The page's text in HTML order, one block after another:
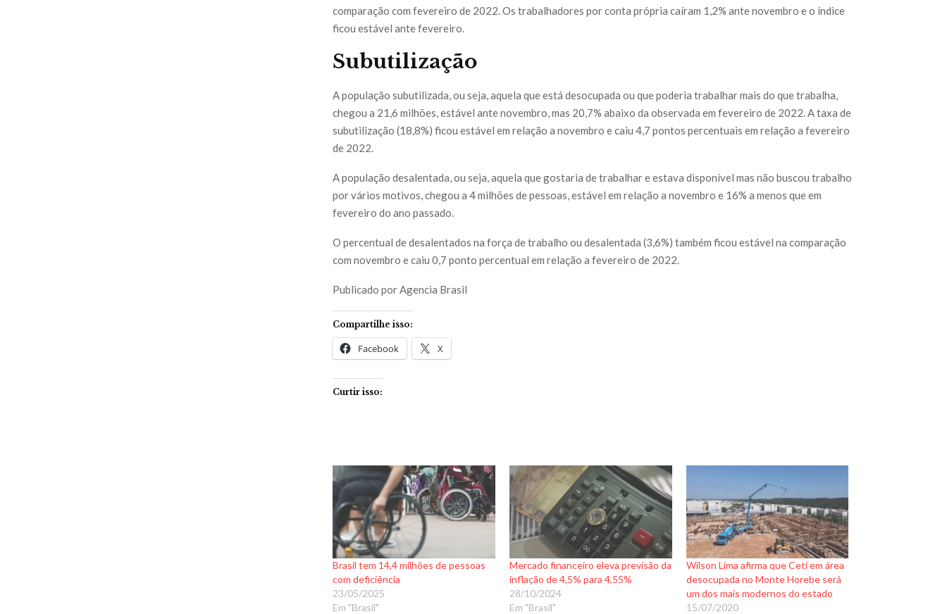
comparação com fevereiro de 2022. Os trabalhadores por conta própria caíram 1,2% ante novembro e o índice
ficou estável ante fevereiro.
Subutilização
A população subutilizada, ou seja, aquela que está desocupada ou que poderia trabalhar mais do que trabalha,
chegou a 21,6 milhões, estável ante novembro, mas 20,7% abaixo da observada em fevereiro de 2022. A taxa de
subutilização (18,8%) ficou estável em relação a novembro e caiu 4,7 pontos percentuais em relação a fevereiro
de 2022.
A população desalentada, ou seja, aquela que gostaria de trabalhar e estava disponível mas não buscou trabalho
por vários motivos, chegou a 4 milhões de pessoas, estável em relação a novembro e 16% a menos que em
fevereiro do ano passado.
O percentual de desalentados na força de trabalho ou desalentada (3,6%) também ficou estável na comparação
com novembro e caiu 0,7 ponto percentual em relação a fevereiro de 2022.
Publicado por Agencia Brasil
Compartilhe isso:
Facebook X
Curtir isso:
Brasil tem 14,4 milhões de pessoas
com deficiência
23/05/2025
Em "Brasil"
Mercado financeiro eleva previsão da
inflação de 4,5% para 4,55%
28/10/2024
Em "Brasil"
Wilson Lima afirma que Ceti em área
desocupada no Monte Horebe será
um dos mais modernos do estado
15/07/2020